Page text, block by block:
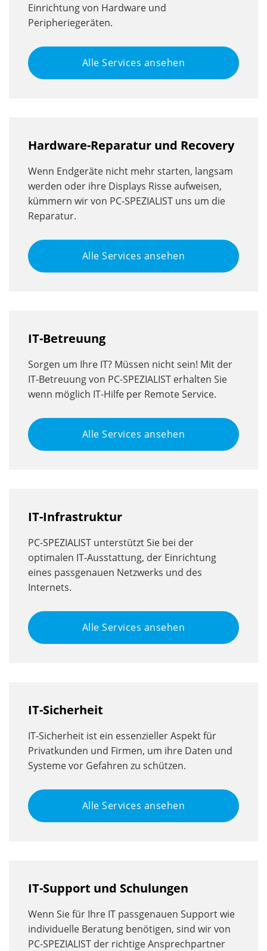
Einrichtung von Hardware und
Peripheriegeräten.
Alle Services ansehen
Hardware-Reparatur und Recovery
Wenn Endgeräte nicht mehr starten, langsam
werden oder ihre Displays Risse aufweisen,
kümmern wir von PC-SPEZIALIST uns um die
Reparatur.
Alle Services ansehen
IT-Betreuung
Sorgen um Ihre IT? Müssen nicht sein! Mit der
IT-Betreuung von PC-SPEZIALIST erhalten Sie
wenn möglich IT-Hilfe per Remote Service.
Alle Services ansehen
IT-Infrastruktur
PC-SPEZIALIST unterstützt Sie bei der
optimalen IT-Ausstattung, der Einrichtung
eines passgenauen Netzwerks und des
Internets.
Alle Services ansehen
IT-Sicherheit
IT-Sicherheit ist ein essenzieller Aspekt für
Privatkunden und Firmen, um ihre Daten und
Systeme vor Gefahren zu schützen.
Alle Services ansehen
IT-Support und Schulungen
Wenn Sie für Ihre IT passgenauen Support wie
individuelle Beratung benötigen, sind wir von
PC-SPEZIALIST der richtige Ansprechpartner